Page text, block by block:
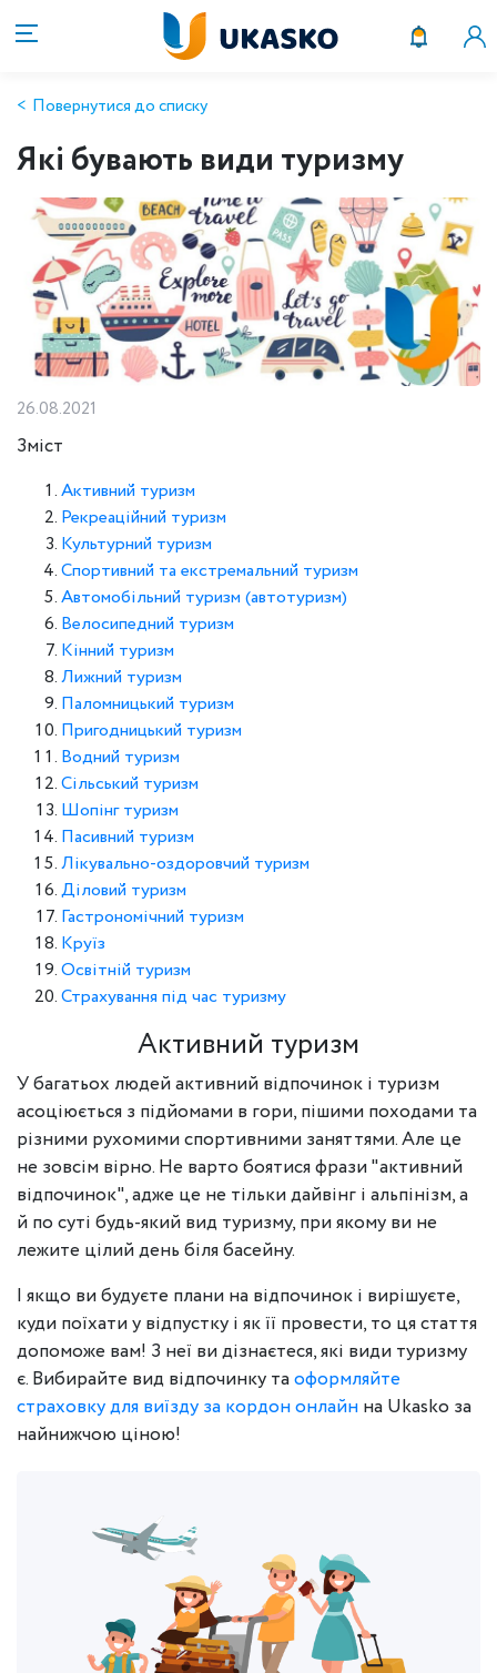
Повернутися до списку
Які бувають види туризму
26.08.2021
Зміст
Активний туризм
Рекреаційний туризм
Культурний туризм
Спортивний та екстремальний туризм
Автомобільний туризм (автотуризм)
Велосипедний туризм
Кінний туризм
Лижний туризм
Паломницький туризм
Пригодницький туризм
Водний туризм
Сільський туризм
Шопінг туризм
Пасивний туризм
Лікувально-оздоровчий туризм
Діловий туризм
Гастрономічний туризм
Круїз
Освітній туризм
Страхування під час туризму
Активний туризм
У багатьох людей активний відпочинок і туризм
асоціюється з підйомами в гори, пішими походами та
різними рухомими спортивними заняттями. Але це
не зовсім вірно. Не варто боятися фрази "активний
відпочинок", адже це не тільки дайвінг і альпінізм, а
й по суті будь-який вид туризму, при якому ви не
лежите цілий день біля басейну.
І якщо ви будуєте плани на відпочинок і вирішуєте,
куди поїхати у відпустку і як її провести, то ця стаття
допоможе вам! З неї ви дізнаєтеся, які види туризму
є. Вибирайте вид відпочинку таоформляйте
страховку для виїзду за кордон онлайн на Ukasko за
найнижчою ціною!